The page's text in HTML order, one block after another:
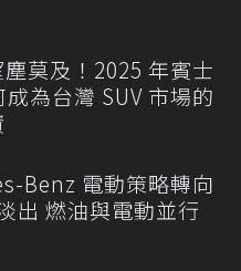
莫及！2025 年賓士
成為台灣 SUV 市場的
Benz 電動策略轉向
出 燃油與電動並行